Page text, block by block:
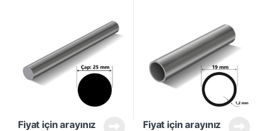
Fiyat için arayınız Fiyat için arayınız